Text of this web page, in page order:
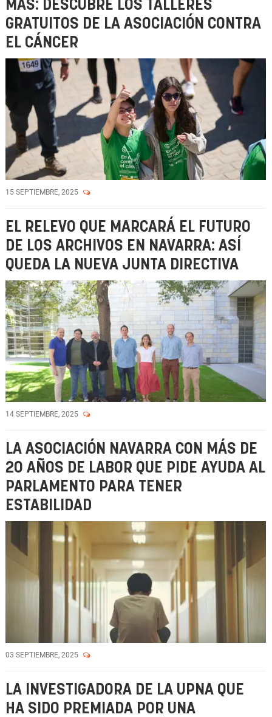
MÁS: DESCUBRE LOS TALLERES
GRATUITOS DE LA ASOCIACIÓN CONTRA
EL CÁNCER
15 SEPTIEMBRE, 2025
EL RELEVO QUE MARCARÁ EL FUTURO
DE LOS ARCHIVOS EN NAVARRA: ASÍ
QUEDA LA NUEVA JUNTA DIRECTIVA
14 SEPTIEMBRE, 2025
LA ASOCIACIÓN NAVARRA CON MÁS DE
20 AÑOS DE LABOR QUE PIDE AYUDA AL
PARLAMENTO PARA TENER
ESTABILIDAD
03 SEPTIEMBRE, 2025
LA INVESTIGADORA DE LA UPNA QUE
HA SIDO PREMIADA POR UNA